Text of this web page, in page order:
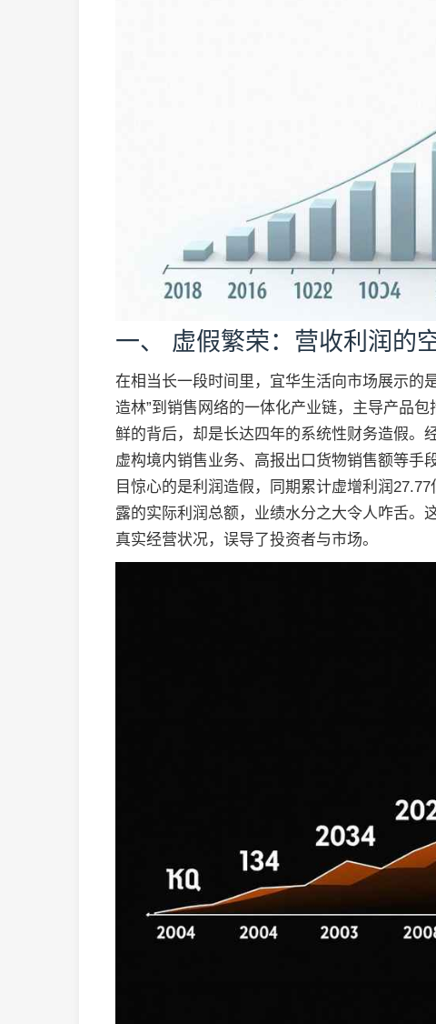
一、 虚假繁荣：营收利润的
在相当长一段时间里，宜华生活向市场展示的
造林”到销售网络的一体化产业链，主导产品
鲜的背后，却是长达四年的系统性财务造假。
虚构境内销售业务、高报出口货物销售额等手
目惊心的是利润造假，同期累计虚增利润
露的实际利润总额，业绩水分之大令人咋舌。
真实经营状况，误导了投资者与市场。